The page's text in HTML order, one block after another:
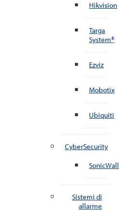
Hikvision
Targa
System®
Ezviz
Mobotix
Ubiquiti
CyberSecurity
SonicWall
Sistemi di
allarme